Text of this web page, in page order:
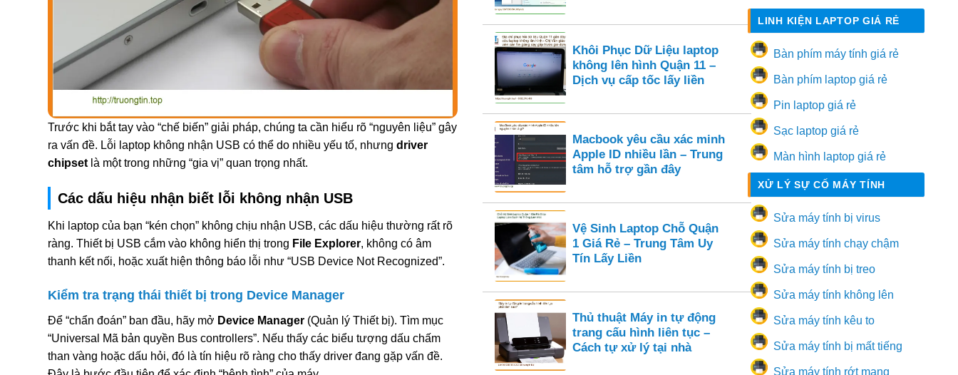
Trước khi bắt tay vào “chế biến” giải pháp, chúng ta cần hiểu rõ “nguyên liệu” gây
ra vấn đề. Lỗi laptop không nhận USB có thể do nhiều yếu tố, nhưng driver
chipset là một trong những “gia vị” quan trọng nhất.
Các dấu hiệu nhận biết lỗi không nhận USB
Khi laptop của bạn “kén chọn” không chịu nhận USB, các dấu hiệu thường rất rõ
ràng. Thiết bị USB cắm vào không hiển thị trong File Explorer, không có âm
thanh kết nối, hoặc xuất hiện thông báo lỗi như “USB Device Not Recognized”.
Kiểm tra trạng thái thiết bị trong Device Manager
Để “chẩn đoán” ban đầu, hãy mở Device Manager (Quản lý Thiết bị). Tìm mục
“Universal Mã bản quyền Bus controllers”. Nếu thấy các biểu tượng dấu chấm
than vàng hoặc dấu hỏi, đó là tín hiệu rõ ràng cho thấy driver đang gặp vấn đề.
Khôi Phục Dữ Liệu laptop
không lên hình Quận 11 –
Dịch vụ cấp tốc lấy liền
Macbook yêu cầu xác minh
Apple ID nhiều lần – Trung
tâm hỗ trợ gần đây
Vệ Sinh Laptop Chỗ Quận
1 Giá Rẻ – Trung Tâm Uy
Tín Lấy Liền
Thủ thuật Máy in tự động
trang cấu hình liên tục –
Cách tự xử lý tại nhà
LINH KIỆN LAPTOP GIÁ RẺ
Bàn phím máy tính giá rẻ
Bàn phím laptop giá rẻ
Pin laptop giá rẻ
Sạc laptop giá rẻ
Màn hình laptop giá rẻ
XỬ LÝ SỰ CỐ MÁY TÍNH
Sửa máy tính bị virus
Sửa máy tính chạy chậm
Sửa máy tính bị treo
Sửa máy tính không lên
Sửa máy tính kêu to
Sửa máy tính bị mất tiếng
Sửa máy tính rớt mạng